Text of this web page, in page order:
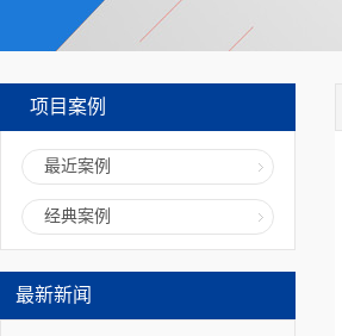
项目案例
最近案例
经典案例
最新新闻